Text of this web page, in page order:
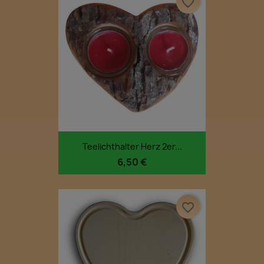
Teelichthalter Herz 2er...
6,50 €
favorite_border